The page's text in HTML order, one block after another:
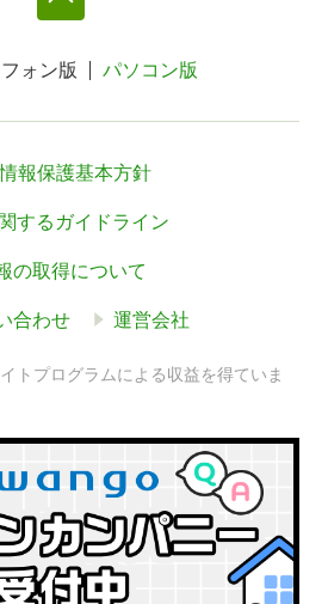
ォン版 パソコン版
報保護基本方針
するガイドライン
の取得について
合わせ 運営会社
トプログラムによる収益を得ていま